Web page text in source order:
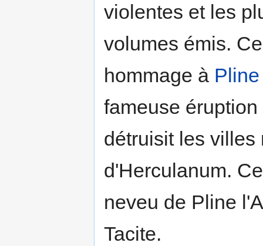
violentes et les
volumes émis.
hommage à
fameuse
détruisit les villes
d'Herculanum.
neveu de Pline
Tacite.